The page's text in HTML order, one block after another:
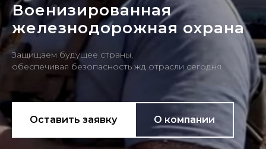
Военизированная
железнодорожная охрана
Защищаем будущее страны,
обеспечивая безопасность жд отрасли сегодня
Оставить заявку О компании